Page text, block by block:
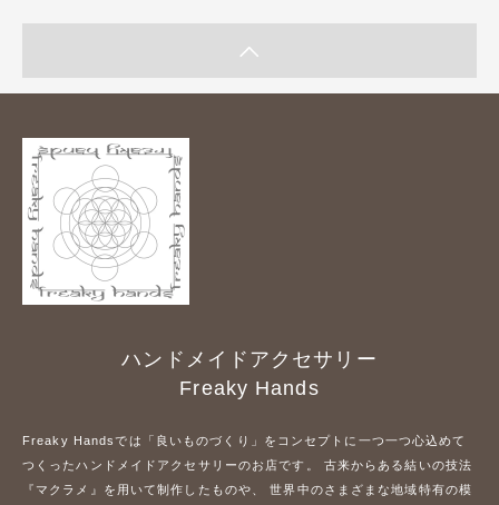
ハンドメイドアクセサリー
Freaky Hands
Freaky Handsでは「良いものづくり」をコンセプトに一つ一つ心込めて
つくったハンドメイドアクセサリーのお店です。 古来からある結いの技法
『マクラメ』を用いて制作したものや、 世界中のさまざまな地域特有の模